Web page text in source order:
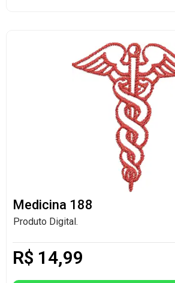
Medicina 188
Produto Digital.
R$ 14,99